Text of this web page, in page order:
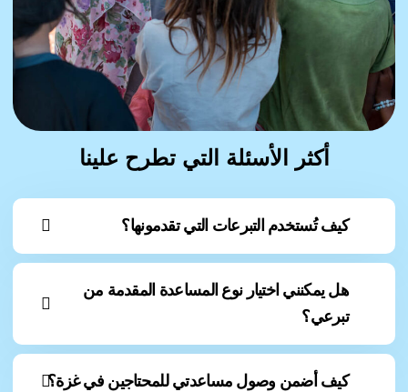
أكثر الأسئلة التي تطرح علينا
كيف تُستخدم التبرعات التي تقدمونها؟
هل يمكنني اختيار نوع المساعدة المقدمة من
تبرعي؟
كيف أضمن وصول مساعدتي للمحتاجين في غزة؟